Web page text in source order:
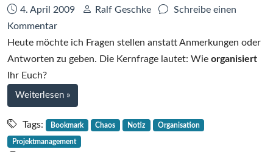
Jahrtausend!
Datum:
4. April 2009 Autor:
Ralf Geschke
Schreibe einen
Kommentarzu
Organisation
im
Life
Heute möchte ich Fragen stellen anstatt Anmerkungen oder
Antworten zu geben. Die Kernfrage lautet: Wie organisiert
Ihr Euch?
Weiterlesen bei
Organisation
im
Real
»
Tags: Bookmark Chaos Notiz Organisation
Projektmanagement